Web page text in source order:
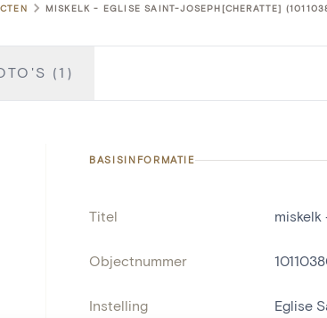
MISKELK - EGLISE SAINT-JOSEPH[CHERATTE]
(1)
BASISINFORMATIE
Titel
Objectnummer
Instelling Eglise